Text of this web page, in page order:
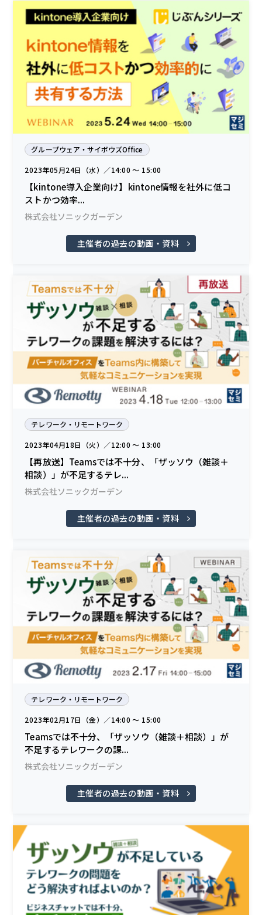
グループウェア・サイボウズOffice
2023年05月24日（水）／14:00 〜 15:00
【kintone導入企業向け】kintone情報を社外に低コ
ストかつ効率...
株式会社ソニックガーデン
主催者の過去の動画・資料
テレワーク・リモートワーク
2023年04月18日（火）／12:00 〜 13:00
【再放送】Teamsでは不十分、「ザッソウ（雑談＋
相談）」が不足するテレ...
株式会社ソニックガーデン
主催者の過去の動画・資料
テレワーク・リモートワーク
2023年02月17日（金）／14:00 〜 15:00
Teamsでは不十分、「ザッソウ（雑談＋相談）」が
不足するテレワークの課...
株式会社ソニックガーデン
主催者の過去の動画・資料